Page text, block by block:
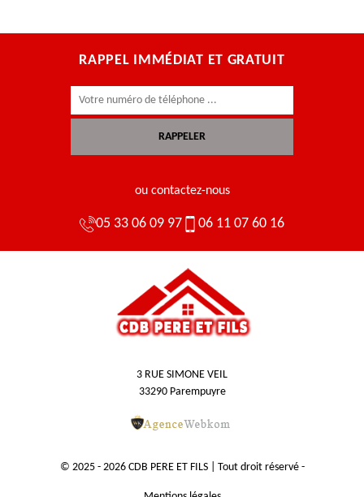
RAPPEL IMMÉDIAT ET GRATUIT
ou contactez-nous
05 33 06 09 97 06 11 07 60 16
3 RUE SIMONE VEIL
33290 Parempuyre
© 2025 - 2026 CDB PERE ET FILS | Tout droit réservé -